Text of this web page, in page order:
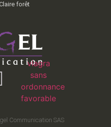
forêt
viagra
sans
ordonnance
favorable
Communication SAS